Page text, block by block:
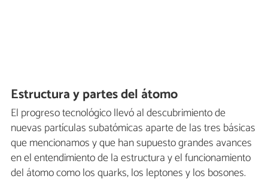
Estructura y partes del átomo
El progreso tecnológico llevó al descubrimiento de
nuevas partículas subatómicas aparte de las tres básicas
que mencionamos y que han supuesto grandes avances
en el entendimiento de la estructura y el funcionamiento
del átomo como los quarks, los leptones y los bosones.